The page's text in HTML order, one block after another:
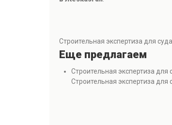
Строительная экспертиза для
Еще предлагаем
Строительная экспертиза для
Строительная экспертиза для